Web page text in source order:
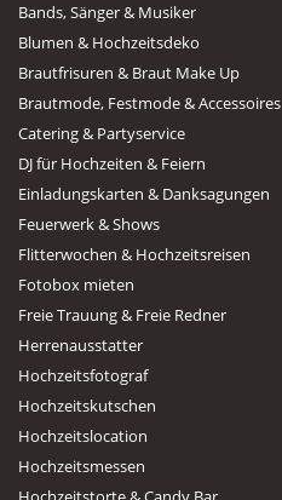
Bands, Sänger & Musiker
Blumen & Hochzeitsdeko
Brautfrisuren & Braut Make Up
Brautmode, Festmode & Accessoires
Catering & Partyservice
DJ für Hochzeiten & Feiern
Einladungskarten & Danksagungen
Feuerwerk & Shows
Flitterwochen & Hochzeitsreisen
Fotobox mieten
Freie Trauung & Freie Redner
Herrenausstatter
Hochzeitsfotograf
Hochzeitskutschen
Hochzeitslocation
Hochzeitsmessen